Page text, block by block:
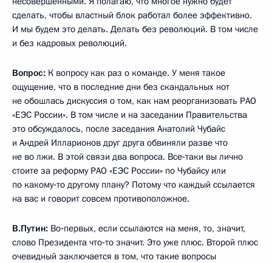
сделать, чтобы властный блок работал более эффективно.
И мы будем это делать. Делать без революций. В том числе
и без кадровых революций.
Вопрос: К вопросу как раз о команде. У меня такое
ощущение, что в последние дни без скандальных нот
не обошлась дискуссия о том, как нам реорганизовать РАО
«ЕЭС России». В том числе и на заседании Правительства
это обсуждалось, после заседания Анатолий Чубайс
и Андрей Илларионов друг друга обвиняли разве что
не во лжи. В этой связи два вопроса. Все‑таки вы лично
стоите за реформу РАО «ЕЭС России» по Чубайсу или
по какому‑то другому плану? Потому что каждый ссылается
на вас и говорит совсем противоположное.
В.Путин: Во‑первых, если ссылаются на меня, то, значит,
слово Президента что‑то значит. Это уже плюс. Второй плюс
очевидный заключается в том, что такие вопросы